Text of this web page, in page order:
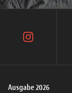
Ausgabe 2026
instagram